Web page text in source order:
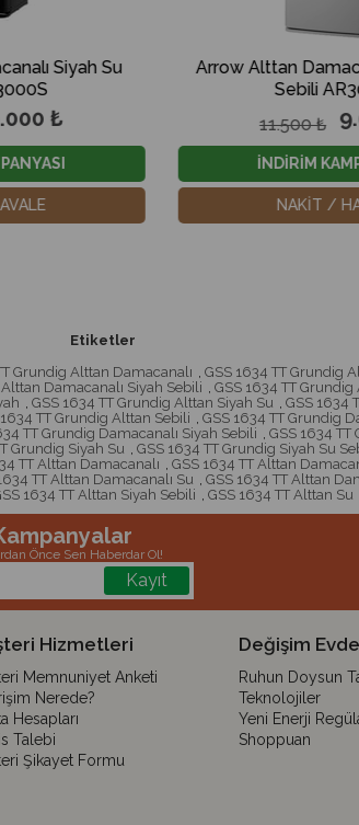
Su
Arrow Alttan Damacanalı
Sebili AR3000B
9.000 ₺
İNDİRİM KAMPANYASI
NAKİT / HAVALE
Etiketler
Grundig Alttan Damacanalı GSS 1634 TT Grundig
Damacanalı Siyah Sebili GSS 1634 TT
GSS 1634 TT Grundig Alttan Siyah Su GSS 1634
1634 TT Grundig Alttan Sebili GSS 1634 TT Grundig
TT Grundig Damacanalı Siyah Sebili GSS 1634 TT
Grundig Siyah Su GSS 1634 TT Grundig Siyah Su
TT Alttan Damacanalı GSS 1634 TT Alttan
TT Alttan Damacanalı Su GSS 1634 TT Alttan
1634 TT Alttan Siyah Sebili GSS 1634 TT Alttan Su
Önce Sen Haberdar Ol!
Kayıt
Hizmetleri
Memnuniyet Anketi
Nerede?
Hesapları
Talebi
Şikayet Formu
Değişim
Ruhun Doysun
Teknolojiler
Yeni Enerji
Shoppuan